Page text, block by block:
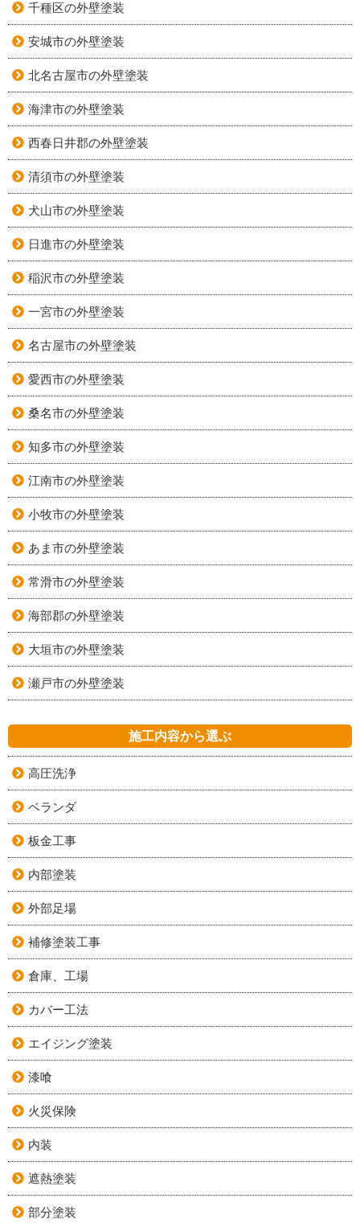
千種区の外壁塗装
安城市の外壁塗装
北名古屋市の外壁塗装
海津市の外壁塗装
西春日井郡の外壁塗装
清須市の外壁塗装
犬山市の外壁塗装
日進市の外壁塗装
稲沢市の外壁塗装
一宮市の外壁塗装
名古屋市の外壁塗装
愛西市の外壁塗装
桑名市の外壁塗装
知多市の外壁塗装
江南市の外壁塗装
小牧市の外壁塗装
あま市の外壁塗装
常滑市の外壁塗装
海部郡の外壁塗装
大垣市の外壁塗装
瀬戸市の外壁塗装
施工内容から選ぶ
高圧洗浄
ベランダ
板金工事
内部塗装
外部足場
補修塗装工事
倉庫、工場
カバー工法
エイジング塗装
漆喰
火災保険
内装
遮熱塗装
部分塗装